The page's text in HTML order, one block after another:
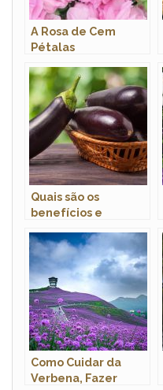
A Rosa de Cem
Pétalas
Quais são os
benefícios e
berinjela?
Como Cuidar da
Verbena, Fazer